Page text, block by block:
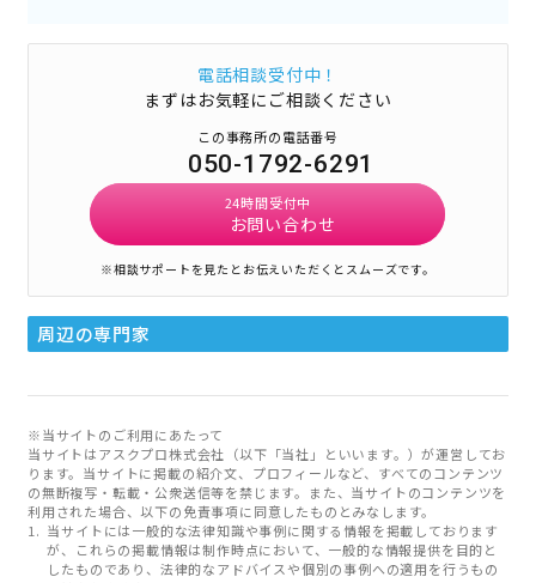
電話相談受付中！
まずはお気軽にご相談ください
この事務所の電話番号
050-1792-6291
24時間受付中
お問い合わせ
※相談サポートを見たとお伝えいただくとスムーズです。
周辺の専門家
※当サイトのご利用にあたって
当サイトはアスクプロ株式会社（以下「当社」といいます。）が運営してお
ります。当サイトに掲載の紹介文、プロフィールなど、すべてのコンテンツ
の無断複写・転載・公衆送信等を禁じます。また、当サイトのコンテンツを
利用された場合、以下の免責事項に同意したものとみなします。
当サイトには一般的な法律知識や事例に関する情報を掲載しております
が、これらの掲載情報は制作時点において、一般的な情報提供を目的と
したものであり、法律的なアドバイスや個別の事例への適用を行うもの